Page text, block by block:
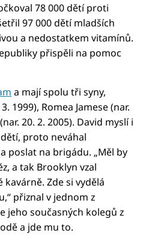
78 000 dětí proti
97 000 dětí mladších
a nedostatkem vitamínů.
přispěli na pomoc
a mají spolu tři syny,
1999), Romea Jamese (nar.
20. 2. 2005). David myslí i
proto neváhal
poslat na brigádu. „Měl by
a tak Brooklyn vzal
Zde si vydělá
přiznal v jednom z
jeho současných kolegů z
a jde mu to.